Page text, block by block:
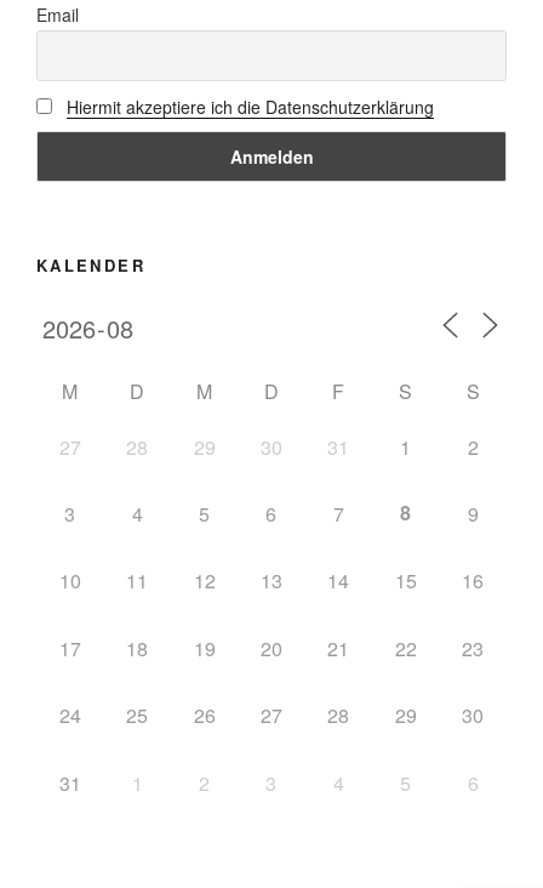
Email
Hiermit akzeptiere ich die Datenschutzerklärung
KALENDER
M D M D F S
S
27
28 29 30 31 1 2
3 4 5 6 7 8 9
10 11 12 13 14 15 16
17 18 19 20 21 22 23
24 25 26 27 28 29 30
31 1 2 3 4 5 6